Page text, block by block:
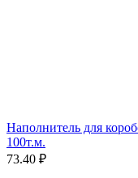
Наполнитель для
100т.м.
73.40 ₽